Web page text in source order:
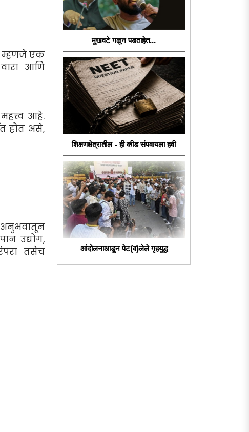
म्हणजे एक
आणि
आहे.
होत असे,
अनुभवातून
उद्योग,
तसेच
मुखवटे गळून पडताहेत...
शिक्षणक्षेत्रातील - ही कीड संपवायला हवी
आंदोलनाआडून पेट(व)लेले गृहयुद्ध